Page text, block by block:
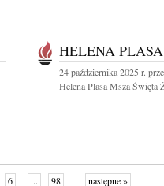
HELENA PLASA
24 października 2025 r.
Helena Plasa Msza Święta
6 ... 98 następne »